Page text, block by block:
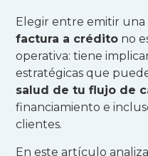
Elegir entre emitir una
factura a crédito no
operativa: tiene
estratégicas que
salud de tu flujo de
financiamiento e
clientes.
En este artículo